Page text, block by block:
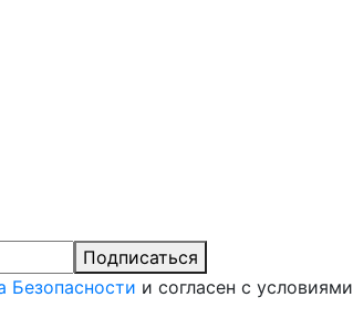
Подписаться
Безопасности и согласен с условиями